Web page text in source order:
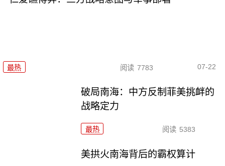
最热 阅读 7783 07-22
破局南海：中方反制菲美挑衅的
战略定力
最热 阅读 5383
美拱火南海背后的霸权算计